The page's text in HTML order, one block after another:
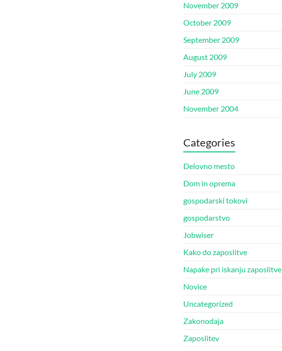
November 2009
October 2009
September 2009
August 2009
July 2009
June 2009
November 2004
Categories
Delovno mesto
Dom in oprema
gospodarski tokovi
gospodarstvo
Jobwiser
Kako do zaposlitve
Napake pri iskanju zaposlitve
Novice
Uncategorized
Zakonodaja
Zaposlitev